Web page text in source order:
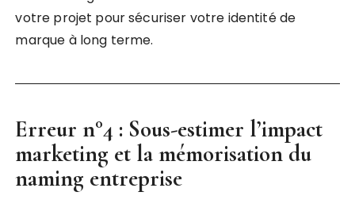
votre projet pour sécuriser votre identité de
marque à long terme.
Erreur n°4 : Sous-estimer l’impact
marketing et la mémorisation du
naming entreprise